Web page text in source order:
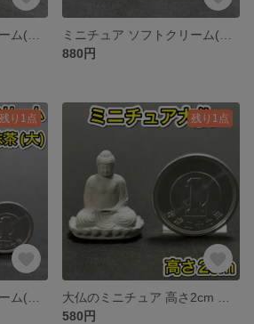
880円
残り1点 残り1点
580円